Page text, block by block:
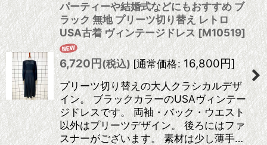
パーティーや結婚式などにもおすすめ ブ
ラック 無地 プリーツ切り替え レトロ
USA古着 ヴィンテージドレス[M10519]
6,720円(税込)[通常価格: 16,800円]
プリーツ切り替えの大人クラシカルデザ
イン。 ブラックカラーのUSAヴィンテー
ジドレスです。 両袖・バック・ウエスト
以外はプリーツデザイン。 後ろにはファ
スナーがございます。 素材は少し薄手…